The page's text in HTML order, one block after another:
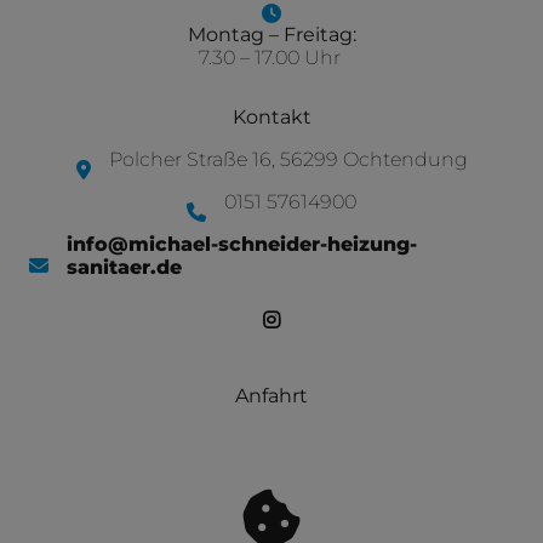
Montag – Freitag:
7.30 – 17.00 Uhr
Kontakt
Polcher Straße 16, 56299 Ochtendung
0151 57614900
info@michael-schneider-heizung-
sanitaer.de
Anfahrt